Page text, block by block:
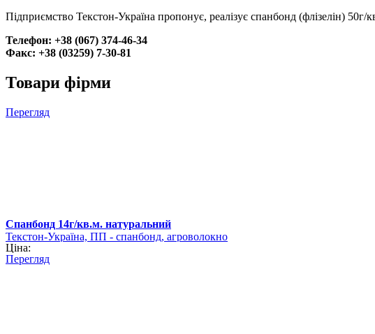
Підприємство Текстон-Україна пропонує, реалізує спанбонд (флізелін) 50г/
Телефон: +38 (067) 374-46-34
Факс: +38 (03259) 7-30-81
Товари фірми
Перегляд
Спанбонд 14г/кв.м. натуральний
Текстон-Україна, ПП - спанбонд, агроволокно
Ціна:
Перегляд